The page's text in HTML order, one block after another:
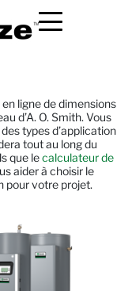
sont maintenant disponibles!
ligne de dimensions
d’A. O. Smith. Vous
types d’application
tout au long du
que lecalculateur de
aider à choisir le
pour votre projet.